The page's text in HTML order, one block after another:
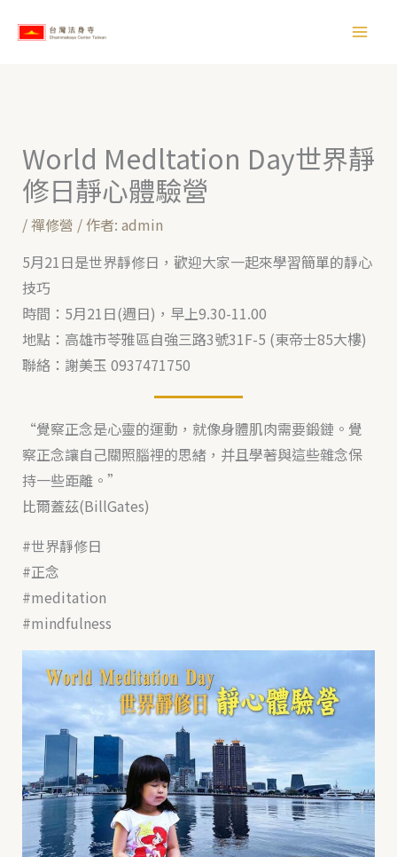
所
】
World Medltation Day世界靜
修日靜心體驗營
/禪修營 / 作者: admin
5月21日是世界靜修日，歡迎大家一起來學習簡單的靜心
技巧
時間：5月21日(週日)，早上9.30-11.00
地點：高雄市苓雅區自強三路3號31F-5 (東帝士85大樓)
聯絡：謝美玉 0937471750
“覺察正念是心靈的運動，就像身體肌肉需要鍛鏈。覺
察正念讓自己關照腦裡的思緒，并且學著與這些雜念保
持一些距離。”
比爾蓋茲(BillGates)
#世界靜修日
#正念
#meditation
#mindfulness